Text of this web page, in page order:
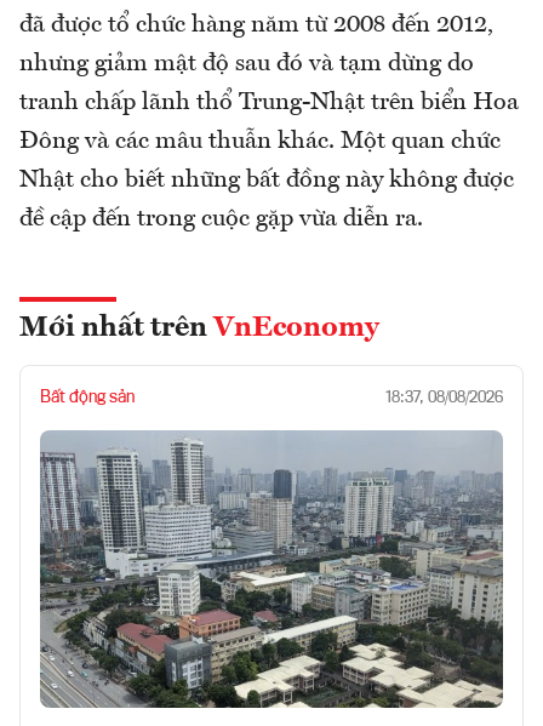
đã được tổ chức hàng năm từ 2008 đến 2012,
nhưng giảm mật độ sau đó và tạm dừng do
tranh chấp lãnh thổ Trung-Nhật trên biển Hoa
Đông và các mâu thuẫn khác. Một quan chức
Nhật cho biết những bất đồng này không được
đề cập đến trong cuộc gặp vừa diễn ra.
Mới nhất trên VnEconomy
Bất động sản 18:37, 08/08/2026